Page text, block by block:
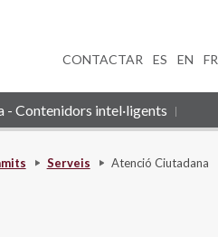
CONTACTAR ES EN FR
- Contenidors intel·ligents
Serveis Atenció Ciutadana